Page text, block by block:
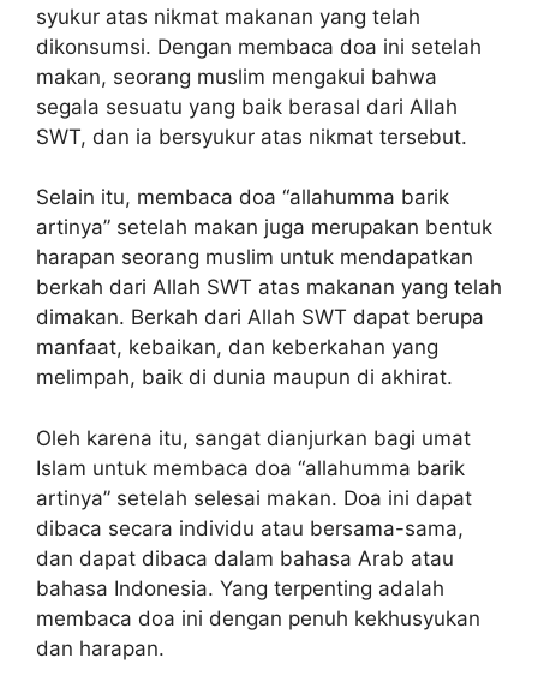
syukur atas nikmat makanan yang telah
dikonsumsi. Dengan membaca doa ini setelah
makan, seorang muslim mengakui bahwa
segala sesuatu yang baik berasal dari Allah
SWT, dan ia bersyukur atas nikmat tersebut.
Selain itu, membaca doa “allahumma barik
artinya” setelah makan juga merupakan bentuk
harapan seorang muslim untuk mendapatkan
berkah dari Allah SWT atas makanan yang telah
dimakan. Berkah dari Allah SWT dapat berupa
manfaat, kebaikan, dan keberkahan yang
melimpah, baik di dunia maupun di akhirat.
Oleh karena itu, sangat dianjurkan bagi umat
Islam untuk membaca doa “allahumma barik
artinya” setelah selesai makan. Doa ini dapat
dibaca secara individu atau bersama-sama,
dan dapat dibaca dalam bahasa Arab atau
bahasa Indonesia. Yang terpenting adalah
membaca doa ini dengan penuh kekhusyukan
dan harapan.